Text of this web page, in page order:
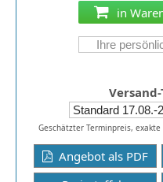
in
Geschätzter Terminpreis,
Angebot als PDF